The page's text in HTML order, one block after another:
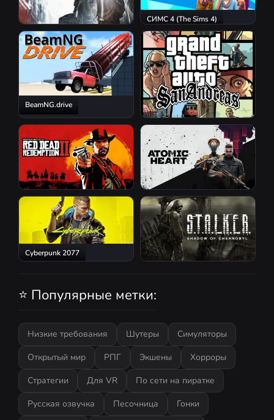
Resident Evil Requiem
СИМС 4 (The Sims 4)
BeamNG.drive
GTA San Andreas
Red Dead Redemption 2 Atomic Heart
Cyberpunk 2077
⭐ Популярные метки:
Низкие требования Шутеры
Симуляторы
Открытый мир
РПГ Экшены
Хорроры
Стратегии
Для VR
По сети на пиратке
Русская озвучка
Песочница Гонки